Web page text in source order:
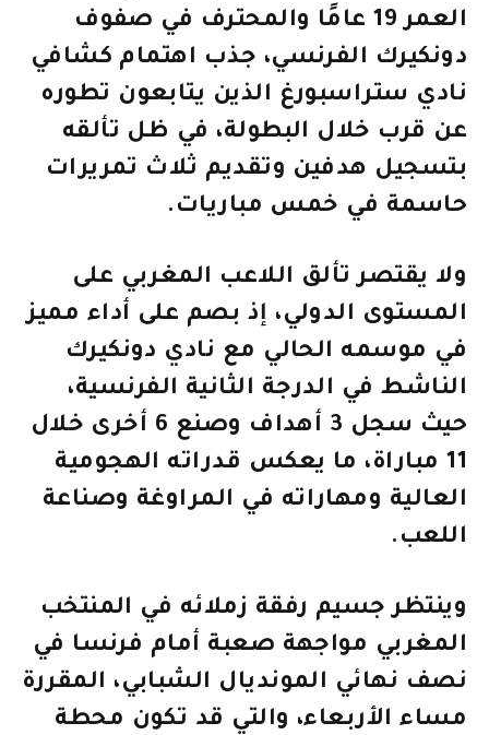
العمر 19 عامًا والمحترف في صفوف
دونكيرك الفرنسي، جذب اهتمام كشافي
نادي ستراسبورغ الذين يتابعون تطوره
عن قرب خلال البطولة، في ظل تألقه
بتسجيل هدفين وتقديم ثلاث تمريرات
حاسمة في خمس مباريات.
ولا يقتصر تألق اللاعب المغربي على
المستوى الدولي، إذ بصم على أداء مميز
في موسمه الحالي مع نادي دونكيرك
الناشط في الدرجة الثانية الفرنسية،
حيث سجل 3 أهداف وصنع 6 أخرى خلال
11 مباراة، ما يعكس قدراته الهجومية
العالية ومهاراته في المراوغة وصناعة
اللعب.
وينتظر جسيم رفقة زملائه في المنتخب
المغربي مواجهة صعبة أمام فرنسا في
نصف نهائي المونديال الشبابي، المقررة
مساء الأربعاء، والتي قد تكون محطة